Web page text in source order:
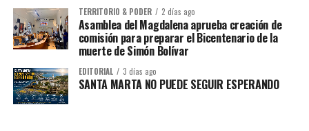
TERRITORIO & PODER 2 días ago
Asamblea del Magdalena aprueba creación de
comisión para preparar el Bicentenario de la
muerte de Simón Bolívar
EDITORIAL 3 días ago
SANTA MARTA NO PUEDE SEGUIR ESPERANDO